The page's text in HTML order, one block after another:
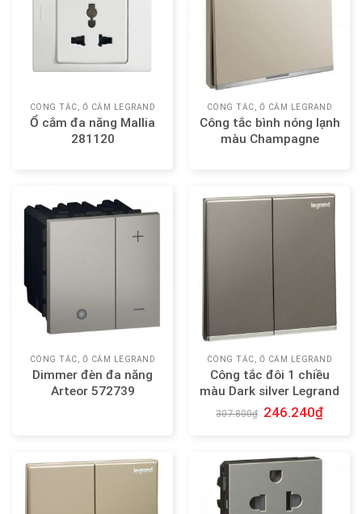
CÔNG TẮC, Ổ CẮM LEGRAND
Ổ cắm đa năng Mallia
281120
CÔNG TẮC, Ổ CẮM LEGRAND
Công tắc bình nóng lạnh
màu Champagne
CÔNG TẮC, Ổ CẮM LEGRAND
Dimmer đèn đa năng
Arteor 572739
CÔNG TẮC, Ổ CẮM LEGRAND
Công tắc đôi 1 chiều
màu Dark silver Legrand
Galion 282402-C3
307.800₫ 246.240₫